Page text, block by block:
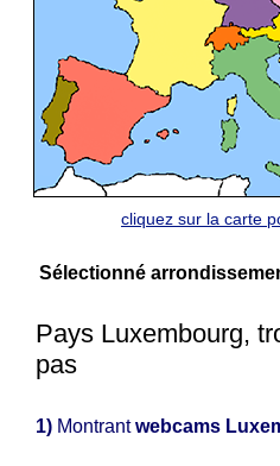
cliquez sur la carte
Sélectionné
Pays Luxembourg,
pas
1) Montrantwebcams